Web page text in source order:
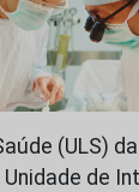
(ULS)
de